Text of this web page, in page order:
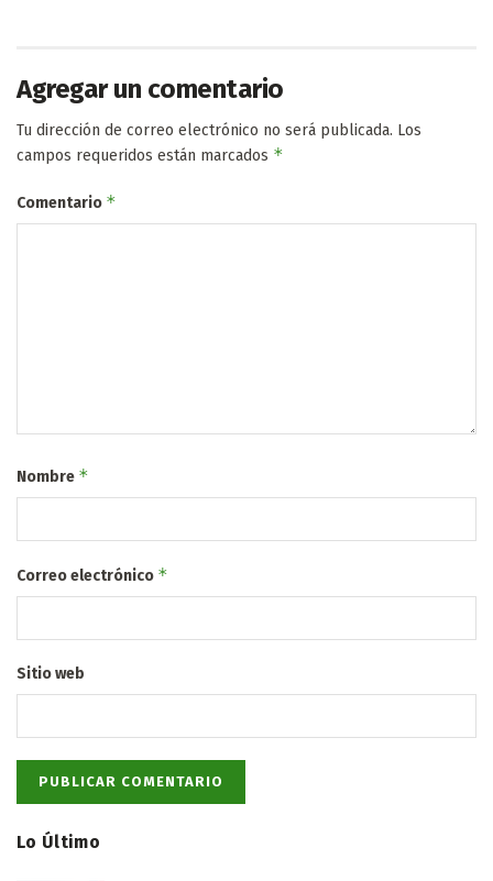
Agregar un comentario
Tu dirección de correo electrónico no será publicada. Los
campos requeridos están marcados *
Comentario *
Nombre *
Correo electrónico *
Sitio web
Lo Último